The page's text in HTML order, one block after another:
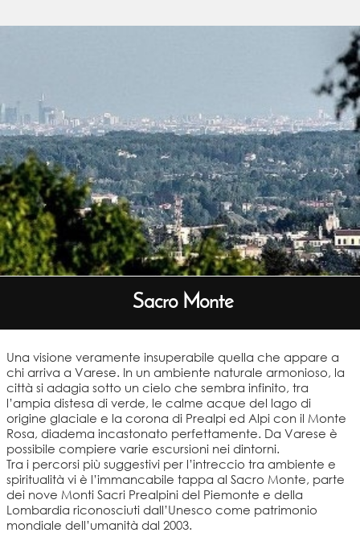
Sacro Monte
Una visione veramente insuperabile quella che appare a
chi arriva a Varese. In un ambiente naturale armonioso, la
città si adagia sotto un cielo che sembra infinito, tra
l’ampia distesa di verde, le calme acque del lago di
origine glaciale e la corona di Prealpi ed Alpi con il Monte
Rosa, diadema incastonato perfettamente. Da Varese è
possibile compiere varie escursioni nei dintorni.
Tra i percorsi più suggestivi per l’intreccio tra ambiente e
spiritualità vi è l’immancabile tappa al Sacro Monte, parte
dei nove Monti Sacri Prealpini del Piemonte e della
Lombardia riconosciuti dall’Unesco come patrimonio
mondiale dell’umanità dal 2003.